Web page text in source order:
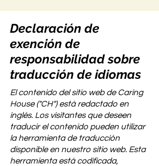
Declaración de
exención de
responsabilidad sobre
traducción de idiomas
El contenido del sitio web de Caring
House ("CH") está redactado en
inglés. Los visitantes que deseen
traducir el contenido pueden utilizar
la herramienta de traducción
disponible en nuestro sitio web. Esta
herramienta está codificada,